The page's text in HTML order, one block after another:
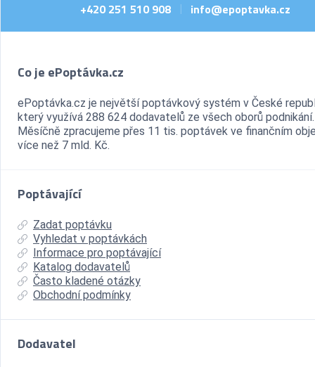
+420 251 510 908 | info@epoptavka.cz
Co je ePoptávka.cz
ePoptávka.cz je největší poptávkový systém v České
který využívá 288 624 dodavatelů ze všech oborů podnikání.
Měsíčně zpracujeme přes 11 tis. poptávek ve finančním
více než 7 mld. Kč.
Poptávající
Zadat poptávku
Vyhledat v poptávkách
Informace pro poptávající
Katalog dodavatelů
Často kladené otázky
Obchodní podmínky
Dodavatel